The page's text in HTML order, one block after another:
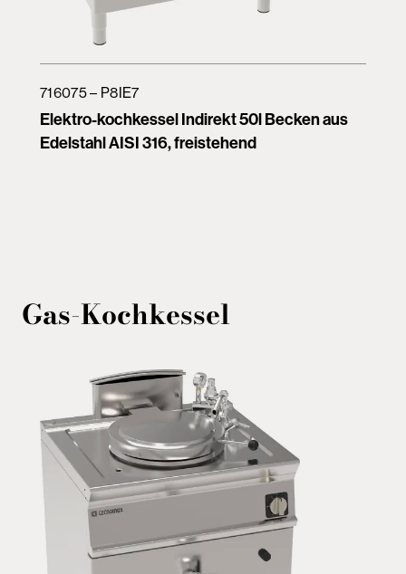
Elektro-kochkessel Indirekt 50l Becken aus
Edelstahl AISI 316, freistehend
716075 – P8IE7
Gas-Kochkessel